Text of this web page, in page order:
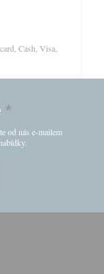
Cash, Visa,
*
od nás e-mailem